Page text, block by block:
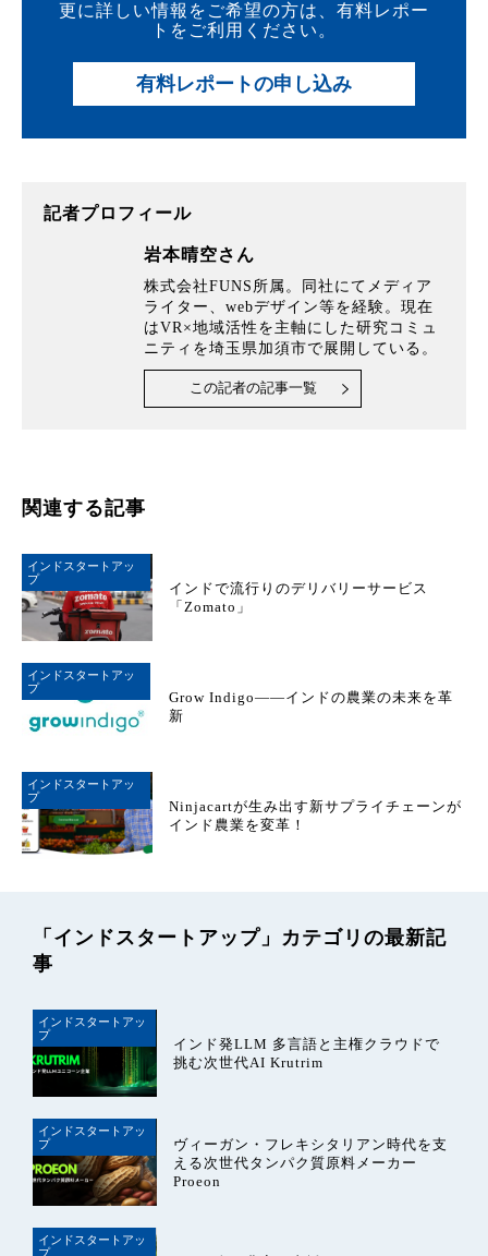
更に詳しい情報をご希望の方は、有料レポー
トをご利用ください。
有料レポートの申し込み
記者プロフィール
岩本晴空さん
株式会社FUNS所属。同社にてメディア
ライター、webデザイン等を経験。現在
はVR×地域活性を主軸にした研究コミュ
ニティを埼玉県加須市で展開している。
この記者の記事一覧
関連する記事
インドスタートアッ
プ
インドで流行りのデリバリーサービス
「Zomato」
インドスタートアッ
プ
Grow Indigo――インドの農業の未来を革
新
インドスタートアッ
プ
Ninjacartが生み出す新サプライチェーンが
インド農業を変革！
「インドスタートアップ」カテゴリの最新記
事
インドスタートアッ
プ
インド発LLM 多言語と主権クラウドで
挑む次世代AI Krutrim
インドスタートアッ
プ
ヴィーガン・フレキシタリアン時代を支
える次世代タンパク質原料メーカー
Proeon
インドスタートアッ
プ